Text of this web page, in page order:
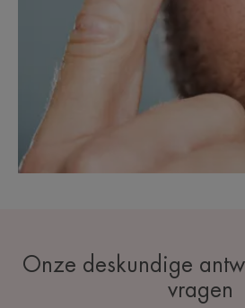
Onze deskundige
vragen